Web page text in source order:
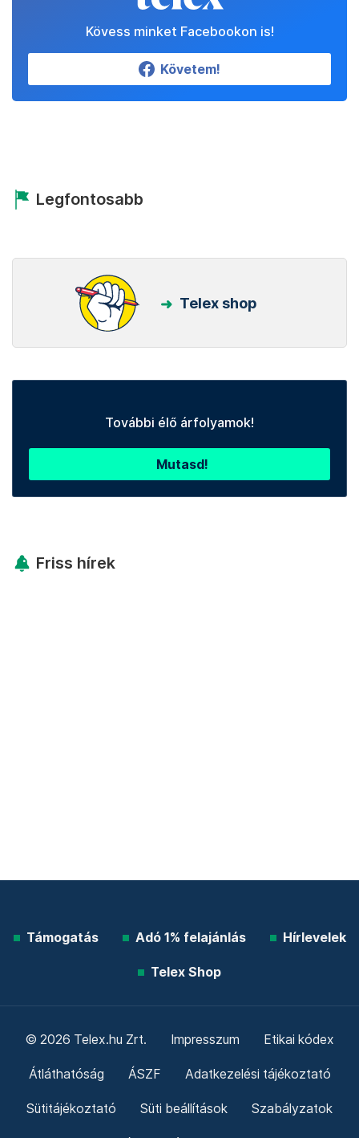
Kövess minket Facebookon is!
Követem!
Legfontosabb
Telex shop
További élő árfolyamok!
Mutasd!
Friss hírek
Támogatás Adó 1% felajánlás Hírlevelek
Telex Shop
© 2026 Telex.hu Zrt. Impresszum Etikai kódex
Átláthatóság ÁSZF Adatkezelési tájékoztató
Sütitájékoztató Süti beállítások Szabályzatok